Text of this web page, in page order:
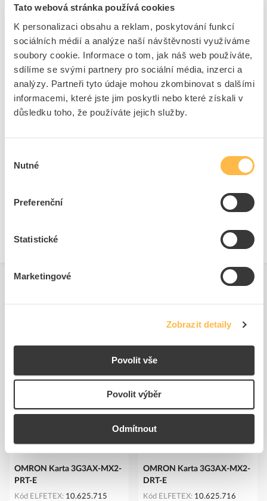
Tato webová stránka používá cookies
K personalizaci obsahu a reklam, poskytování funkcí
sociálních médií a analýze naší návštěvnosti využíváme
soubory cookie. Informace o tom, jak náš web používáte,
sdílíme se svými partnery pro sociální média, inzerci a
analýzy. Partneři tyto údaje mohou zkombinovat s dalšími
informacemi, které jste jim poskytli nebo které získali v
důsledku toho, že používáte jejich služby.
souhlasu
Nutné
Preferenční
Statistické
Marketingové
Zobrazit detaily
Povolit vše
Povolit výběr
Odmítnout
Typ příslušenství
Ovládací panel
Zařízení
Ano
Náhradní díl
Ne
Podobné produkty
OMRON Karta 3G3AX-MX2-
PRT-E
Kód ELFETEX 10.625.715
OMRON Karta 3G3AX-MX2-
DRT-E
Kód ELFETEX 10.625.716